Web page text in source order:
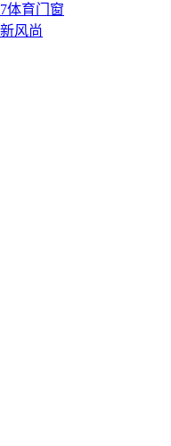
体育门窗
风尚